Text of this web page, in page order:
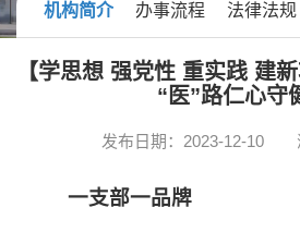
机构简介 办事流程 法律法规
【学思想 强党性 重实践 建
“医”路仁心守
发布日期：2023-12-10
一支部一品牌